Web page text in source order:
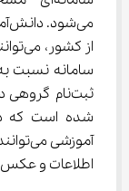
از
شده است که
اطلاعات و عکس‌های آنان را در سامانه مربوطه تأیید نمایند.